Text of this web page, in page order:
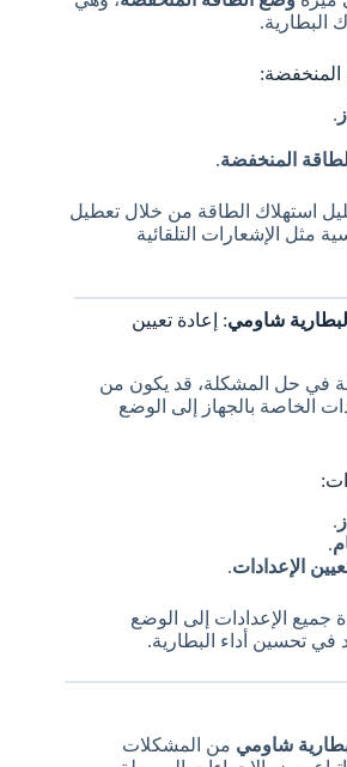
البطارية.
المنخفضة:
.
المنخفضة.
استهلاك الطاقة من خلال تعطيل
مثل الإشعارات التلقائية
شاومي: إعادة تعيين
في حل المشكلة، قد يكون من
الخاصة بالجهاز إلى الوضع
.
.
الإعدادات.
جميع الإعدادات إلى الوضع
في تحسين أداء البطارية.
شاومي من المشكلات